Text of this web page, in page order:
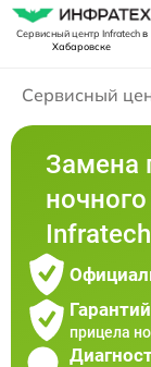
Сервисный центр Infratechв
Хабаровске
Сервисный
Замена
прицела